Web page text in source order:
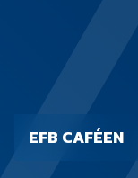
EFB CAFÉEN